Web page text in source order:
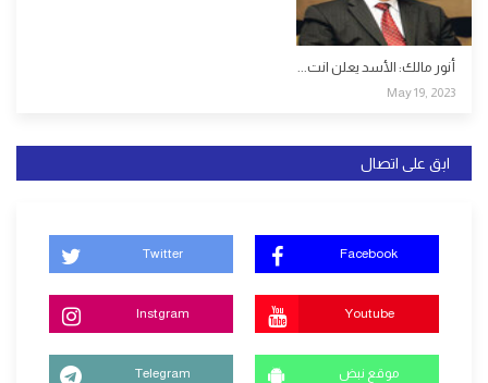
أنور مالك: الأسد يعلن انت...
May 19, 2023
ابق على اتصال
Twitter Facebook
Instgram Youtube
Telegram موقع نبض